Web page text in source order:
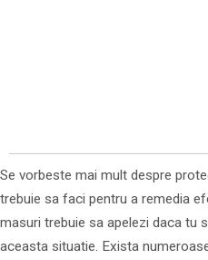
Se vorbeste mai mult despre
trebuie sa faci pentru a remedia
masuri trebuie sa apelezi daca tu
aceasta situatie. Exista